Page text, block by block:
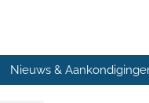
Nieuws &